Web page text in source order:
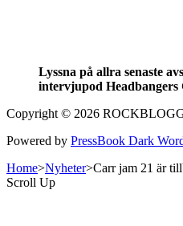
Lyssna på allra senaste
intervjupod Headbangers
Copyright © 2026
Powered by PressBook Dark
Home>Nyheter>Carr jam 21 är
Scroll Up